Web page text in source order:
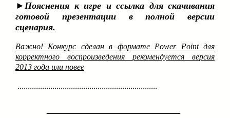
►Пояснения к игре и ссылка для скачивания
готовой презентации в полной версии
сценария.
Важно! Конкурс сделан в формате Power Point для
корректного воспроизведения рекомендуется версия
2013 года или новее
....................................................................